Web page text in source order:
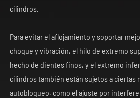
cilindros.
Para evitar el aflojamiento y soportar
choque y vibración, el hilo de extremo
hecho de dientes finos, y el extremo
cilindros también están sujetos a ciertas
autobloqueo, como el ajuste por